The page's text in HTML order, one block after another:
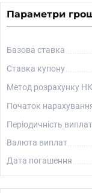
Параметри
Базова ставка
Ставка купону
Метод розрахунку
Початок
Періодичність
Валюта виплат
Дата погашення